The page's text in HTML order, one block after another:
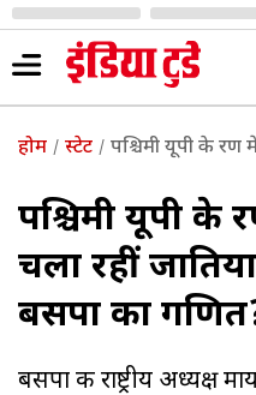
होम स्टेट पश्च‍िमी यूपी के रण में
पश्च‍िमी यूपी के
चला रहीं
बसपा का
बसपा की राष्ट्रीय अध्यक्ष